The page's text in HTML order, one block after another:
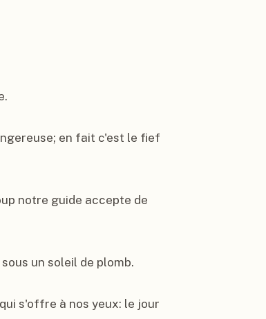
en fait c'est le fief
notre guide accepte de
un soleil de plomb.
s'offre à nos yeux: le jour